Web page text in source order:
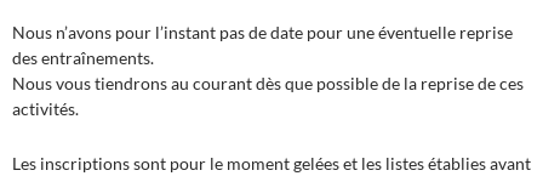
Nous n’avons pour l’instant pas de date pour une éventuelle reprise
des entraînements.
Nous vous tiendrons au courant dès que possible de la reprise de ces
activités.
Les inscriptions sont pour le moment gelées et les listes établies avant